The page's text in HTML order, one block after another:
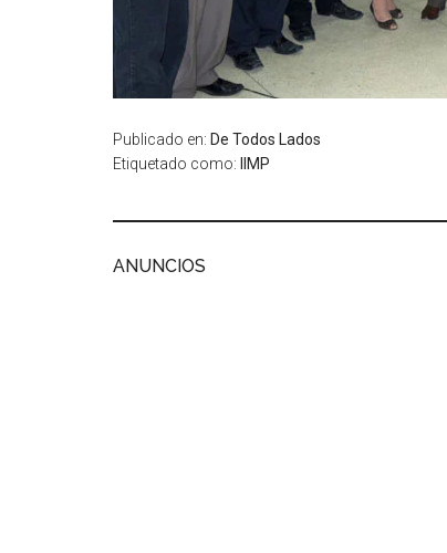
Publicado en: De Todos Lados
Etiquetado como:
IIMP
ANUNCIOS